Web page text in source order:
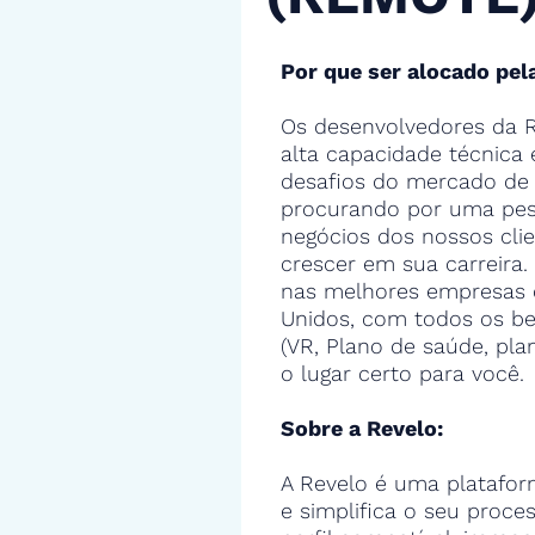
Por que ser alocado
Os desenvolvedores da
alta capacidade técnica
desafios do mercado
procurando por uma
negócios dos nossos
crescer em sua
nas melhores
Unidos, com todos os
(VR, Plano de saúde,
o lugar certo para você.
Sobre a Revelo:
A Revelo é uma
e simplifica o seu